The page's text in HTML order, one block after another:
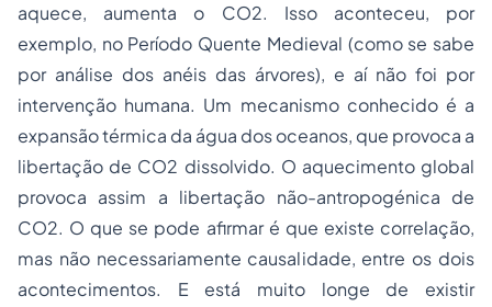
aquece, aumenta o CO2. Isso aconteceu, por
exemplo, no Período Quente Medieval (como se sabe
por análise dos anéis das árvores), e aí não foi por
intervenção humana. Um mecanismo conhecido é a
expansão térmica da água dos oceanos, que provoca a
libertação de CO2 dissolvido. O aquecimento global
provoca assim a libertação não-antropogénica de
CO2. O que se pode afirmar é que existe correlação,
mas não necessariamente causalidade, entre os dois
acontecimentos. E está muito longe de existir